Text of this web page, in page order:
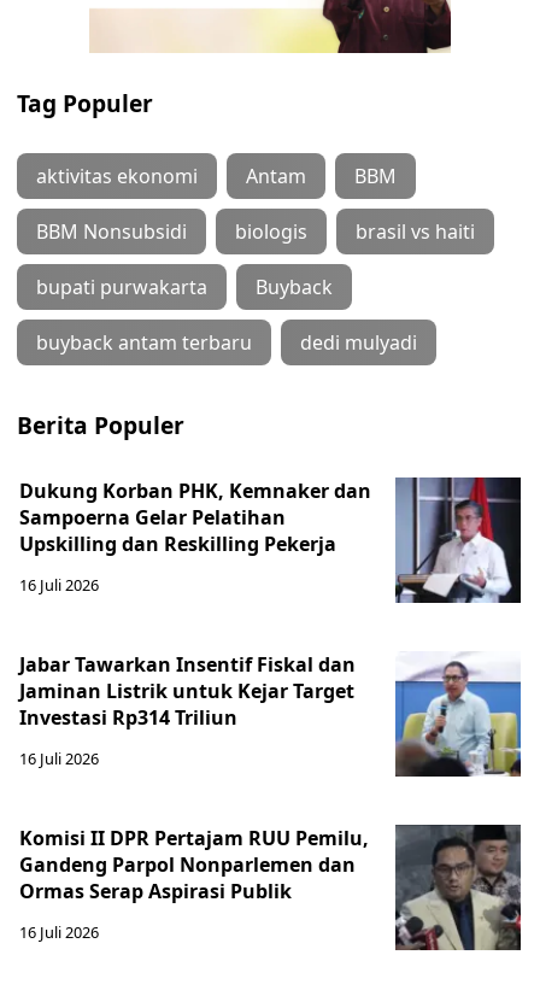
Tag Populer
aktivitas ekonomi Antam BBM
BBM Nonsubsidi biologis brasil vs haiti
bupati purwakarta Buyback
buyback antam terbaru dedi mulyadi
Berita Populer
Dukung Korban PHK, Kemnaker dan
Sampoerna Gelar Pelatihan
Upskilling dan Reskilling Pekerja
16 Juli 2026
Jabar Tawarkan Insentif Fiskal dan
Jaminan Listrik untuk Kejar Target
Investasi Rp314 Triliun
16 Juli 2026
Komisi II DPR Pertajam RUU Pemilu,
Gandeng Parpol Nonparlemen dan
Ormas Serap Aspirasi Publik
16 Juli 2026